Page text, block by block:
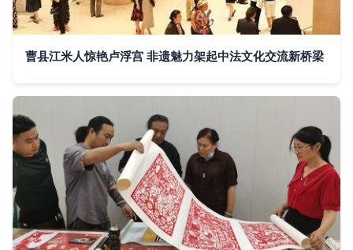
曹县江米人惊艳卢浮宫 非遗魅力架起中法文化交流新桥梁